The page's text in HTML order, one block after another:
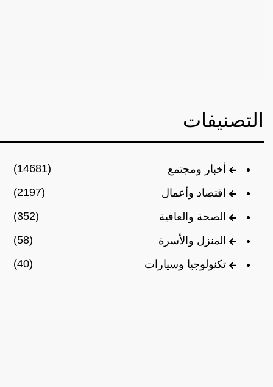
التصنيفات
أخبار ومجتمع
(14681)
اقتصاد وأعمال
(2197)
الصحة والعافية
(352)
المنزل والأسرة
(58)
تكنولوجيا وسيارات
(40)